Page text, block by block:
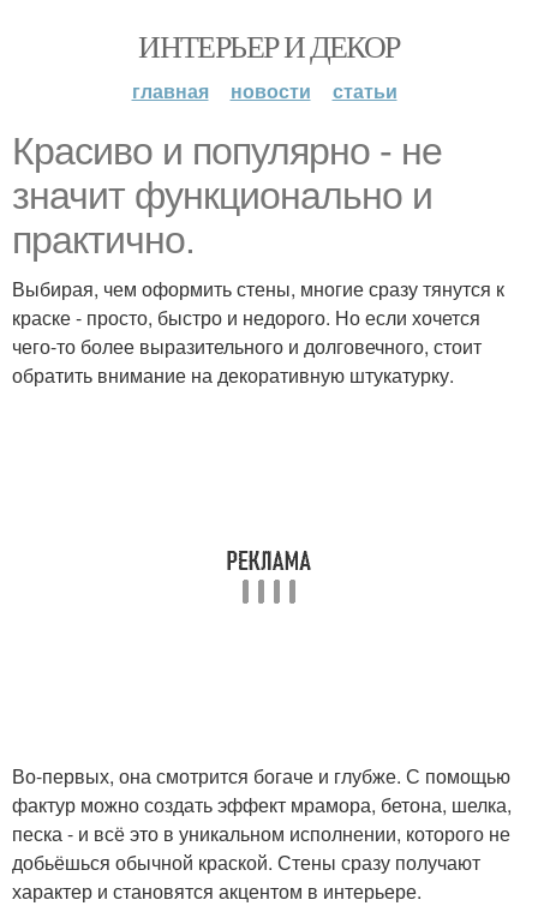
ИНТЕРЬЕР И ДЕКОР
главная новости статьи
Красиво и популярно - не
значит функционально и
практично.
Выбирая, чем оформить стены, многие сразу тянутся к
краске - просто, быстро и недорого. Но если хочется
чего-то более выразительного и долговечного, стоит
обратить внимание на декоративную штукатурку.
Во-первых, она смотрится богаче и глубже. С помощью
фактур можно создать эффект мрамора, бетона, шелка,
песка - и всё это в уникальном исполнении, которого не
добьёшься обычной краской. Стены сразу получают
характер и становятся акцентом в интерьере.